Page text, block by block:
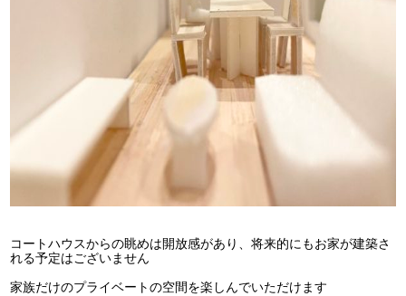
コートハウスからの眺めは開放感があり、将来的にもお家が建築さ
れる予定はございません
家族だけのプライベートの空間を楽しんでいただけます